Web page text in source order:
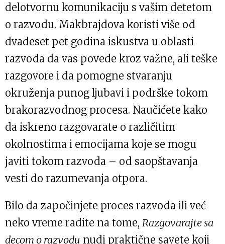
delotvornu komunikaciju s vašim detetom
o razvodu. Makbrajdova koristi više od
dvadeset pet godina iskustva u oblasti
razvoda da vas povede kroz važne, ali teške
razgovore i da pomogne stvaranju
okruženja punog ljubavi i podrške tokom
brakorazvodnog procesa. Naučićete kako
da iskreno razgovarate o različitim
okolnostima i emocijama koje se mogu
javiti tokom razvoda – od saopštavanja
vesti do razumevanja otpora.
Bilo da započinjete proces razvoda ili već
neko vreme radite na tome, Razgovarajte sa
decom o razvodu nudi praktične savete koji